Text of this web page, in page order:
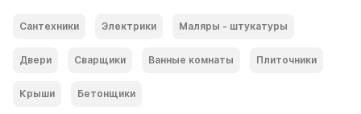
Сантехники Электрики Маляры - штукатуры
Двери Сварщики Ванные комнаты Плиточники
Крыши Бетонщики